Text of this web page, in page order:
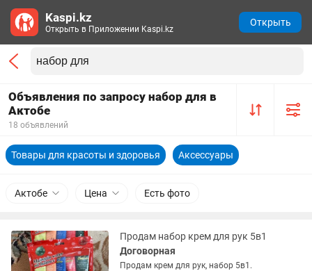
Объявления по запросу набор для в
Актобе
18 объявлений
Товары для красоты и здоровья Аксессуары
Актобе Цена Есть фото
Продам набор крем для рук 5в1
Договорная
Продам крем для рук, набор 5в1.
Kaspi.kz
Открыть в Приложении Kaspi.kz
Открыть